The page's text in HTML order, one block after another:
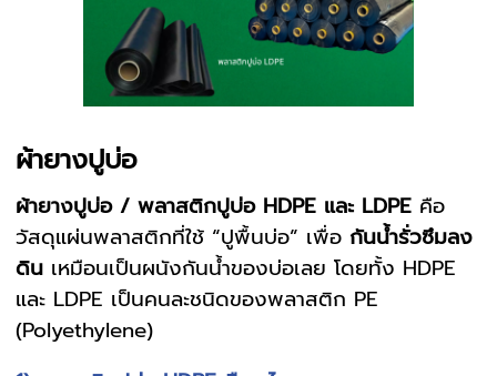
ผ้ายางปูบ่อ
ผ้ายางปูบ่อ / พลาสติกปูบ่อ HDPE และ LDPE คือ
วัสดุแผ่นพลาสติกที่ใช้ “ปูพื้นบ่อ” เพื่อ กันน้ำรั่วซึมลง
ดิน เหมือนเป็นผนังกันน้ำของบ่อเลย โดยทั้ง HDPE
และ LDPE เป็นคนละชนิดของพลาสติก PE
(Polyethylene)